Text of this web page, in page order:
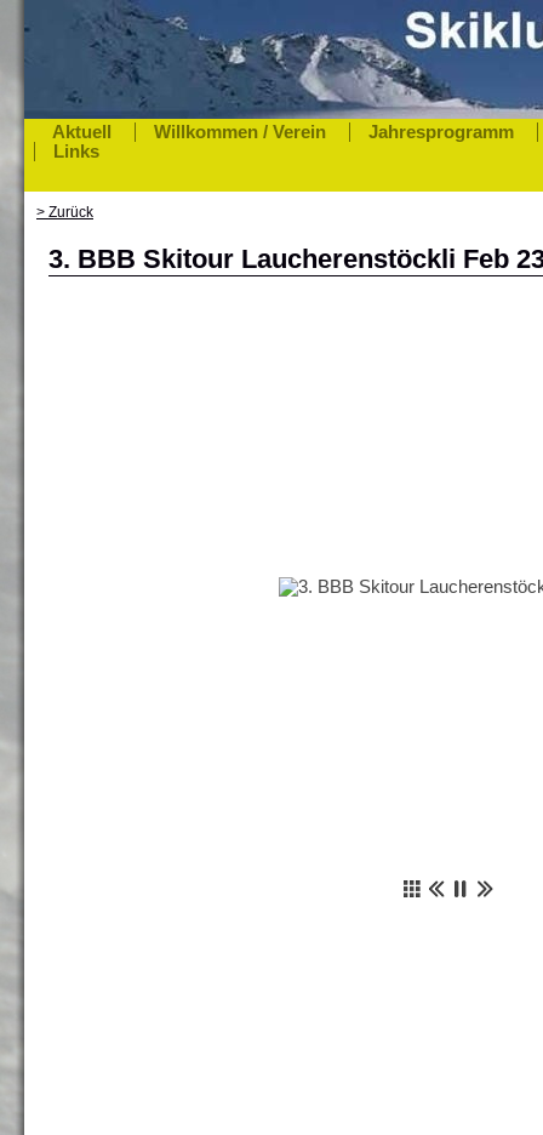
Aktuell Willkommen / Verein
Jahresprogramm
Links
> Zurück
3. BBB Skitour Laucherenstöckli Feb